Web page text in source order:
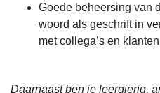
Goede beheersing van
woord als geschrift in
met collega’s en klanten
Daarnaast ben je leergierig,